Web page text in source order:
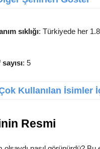
sıklığı: Türkiyede her
: 5
Kullanılan İsimler
Resmi